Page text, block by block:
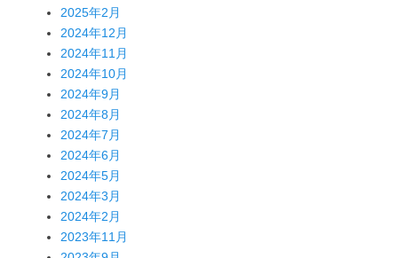
2025年2月
2024年12月
2024年11月
2024年10月
2024年9月
2024年8月
2024年7月
2024年6月
2024年5月
2024年3月
2024年2月
2023年11月